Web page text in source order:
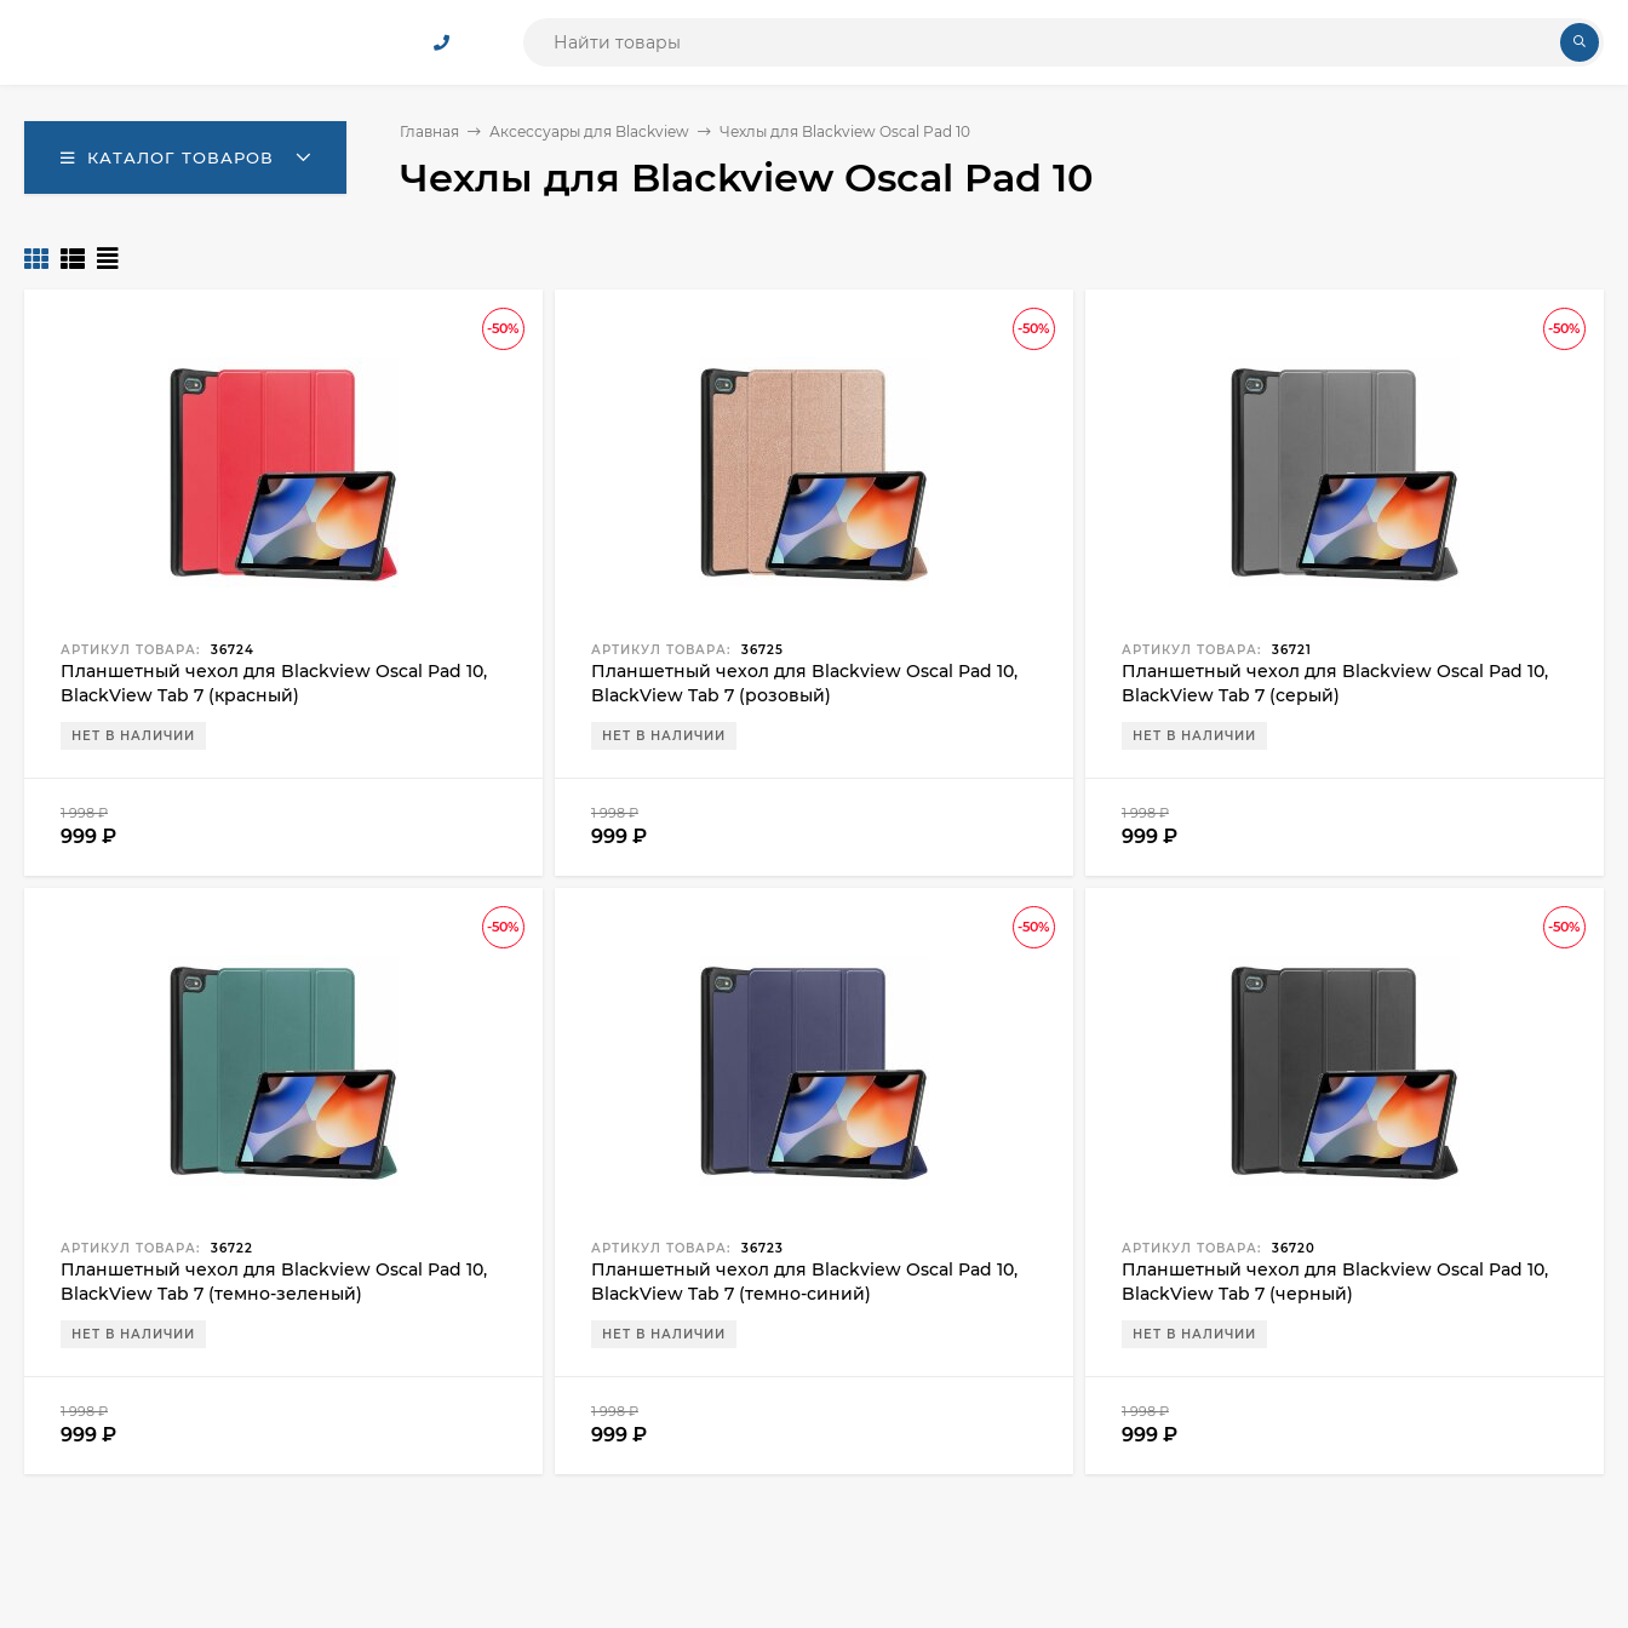
КАТАЛОГ ТОВАРОВ
Главная Аксессуары для Blackview Чехлы для Blackview Oscal Pad 10
Чехлы для Blackview Oscal Pad 10
-50%
АРТИКУЛ ТОВАРА: 36724
Планшетный чехол для Blackview Oscal Pad 10,
BlackView Tab 7 (красный)
НЕТ В НАЛИЧИИ
1 998₽
999 ₽
-50%
АРТИКУЛ ТОВАРА: 36725
Планшетный чехол для Blackview Oscal Pad 10,
BlackView Tab 7 (розовый)
НЕТ В НАЛИЧИИ
1 998₽
999 ₽
-50%
АРТИКУЛ ТОВАРА: 36721
Планшетный чехол для Blackview Oscal Pad 10,
BlackView Tab 7 (серый)
НЕТ В НАЛИЧИИ
1 998₽
999 ₽
-50%
АРТИКУЛ ТОВАРА: 36722
Планшетный чехол для Blackview Oscal Pad 10,
BlackView Tab 7 (темно-зеленый)
НЕТ В НАЛИЧИИ
1 998₽
999 ₽
-50%
АРТИКУЛ ТОВАРА: 36723
Планшетный чехол для Blackview Oscal Pad 10,
BlackView Tab 7 (темно-синий)
НЕТ В НАЛИЧИИ
1 998₽
999 ₽
-50%
АРТИКУЛ ТОВАРА: 36720
Планшетный чехол для Blackview Oscal Pad 10,
BlackView Tab 7 (черный)
НЕТ В НАЛИЧИИ
1 998₽
999 ₽